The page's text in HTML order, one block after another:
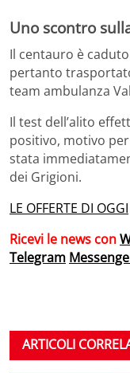
Uno scontro
Il centauro è
pertanto
team ambulanza
Il test dell’alito
positivo, motivo
stata
dei Grigioni.
LE OFFERTE DI OGGI
Ricevi le news con
Telegram
ARTICOLI